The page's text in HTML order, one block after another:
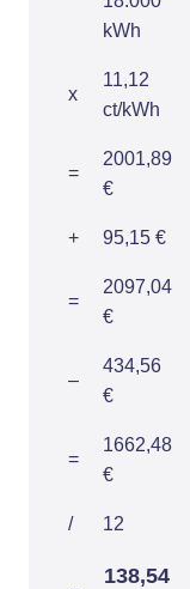
kWh
x
11,12
ct/kWh
=
2001,89
€
+ 95,15 €
=
2097,04
€
–
434,56
€
=
1662,48
€
/ 12
138,54